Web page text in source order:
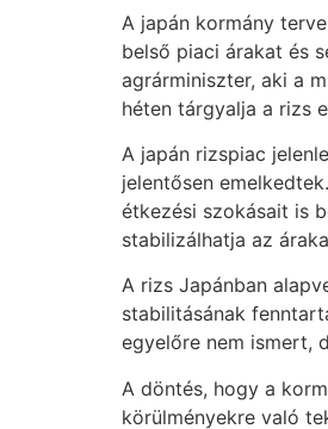
A japán kormány
belső piaci árakat és
agrárminiszter, aki a
héten tárgyalja a rizs
A japán rizspiac
jelentősen
étkezési szokásait is
stabilizálhatja az
A rizs Japánban
stabilitásának
egyelőre nem ismert,
A döntés, hogy a
körülményekre való